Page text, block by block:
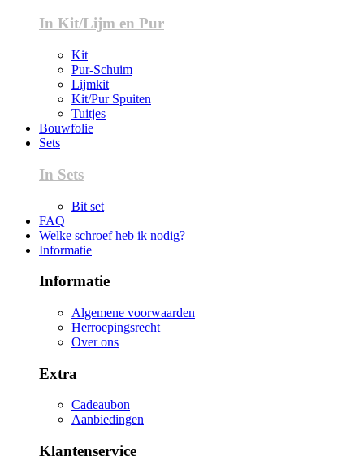
In Kit/Lijm en Pur
Kit
Pur-Schuim
Lijmkit
Kit/Pur Spuiten
Tuitjes
Bouwfolie
Sets
In Sets
Bit set
FAQ
Welke schroef heb ik nodig?
Informatie
Informatie
Algemene voorwaarden
Herroepingsrecht
Over ons
Extra
Cadeaubon
Aanbiedingen
Klantenservice